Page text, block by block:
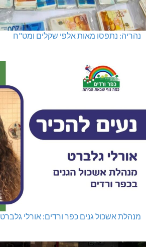
נהריה: נתפסו מאות אלפי שקלים ומט"ח
מנהלת אשכול גנים כפר ורדים: אורלי גלברט